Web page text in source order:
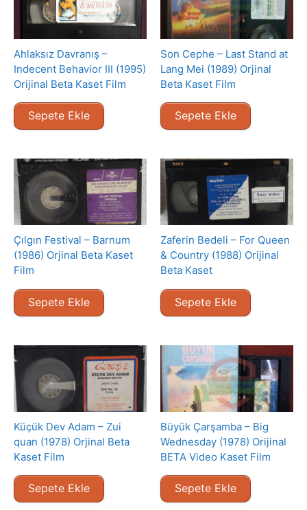
Ahlaksız Davranış –
Indecent Behavior III (1995)
Orijinal Beta Kaset Film
Sepete Ekle
Son Cephe – Last Stand at
Lang Mei (1989) Orjinal
Beta Kaset Film
Sepete Ekle
Çılgın Festival – Barnum
(1986) Orjinal Beta Kaset
Film
Sepete Ekle
Zaferin Bedeli – For Queen
& Country (1988) Orijinal
Beta Kaset
Sepete Ekle
Küçük Dev Adam – Zui
quan (1978) Orjinal Beta
Kaset Film
Sepete Ekle
Büyük Çarşamba – Big
Wednesday (1978) Orijinal
BETA Video Kaset Film
Sepete Ekle